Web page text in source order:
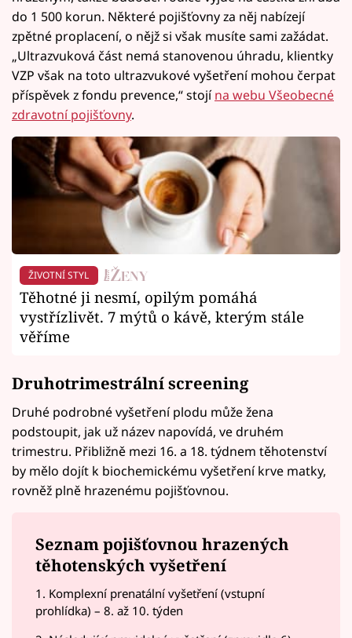
do 1 500 korun. Některé pojišťovny za něj nabízejí
zpětné proplacení, o nějž si však musíte sami zažádat.
„Ultrazvuková část nemá stanovenou úhradu, klientky
VZP však na toto ultrazvukové vyšetření mohou čerpat
příspěvek z fondu prevence,“ stojína webu Všeobecné
zdravotní pojišťovny.
ŽIVOTNÍ STYL
Těhotné ji nesmí, opilým pomáhá
vystřízlivět. 7 mýtů o kávě, kterým stále
věříme
Druhotrimestrální screening
Druhé podrobné vyšetření plodu může žena
podstoupit, jak už název napovídá, ve druhém
trimestru. Přibližně mezi 16. a 18. týdnem těhotenství
by mělo dojít k biochemickému vyšetření krve matky,
rovněž plně hrazenému pojišťovnou.
Seznam pojišťovnou hrazených
těhotenských vyšetření
1. Komplexní prenatální vyšetření (vstupní
prohlídka) – 8. až 10. týden